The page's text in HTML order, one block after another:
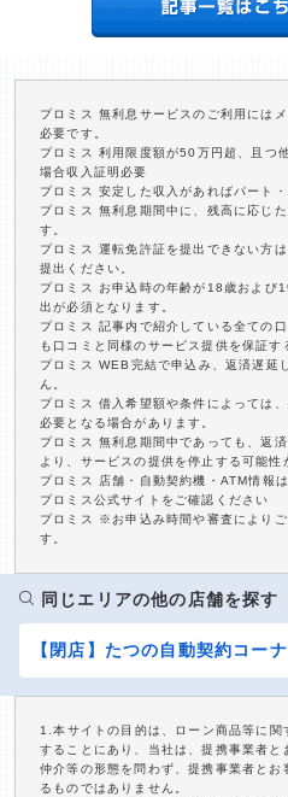
プロミス 無利息サービスのご利用には
必要です。
プロミス 利用限度額が50万円超、且つ
場合収入証明必要
プロミス 安定した収入があればパート
プロミス 無利息期間中に、残高に応じ
す。
プロミス 運転免許証を提出できない方
提出ください。
プロミス お申込時の年齢が18歳および
出が必須となります。
プロミス 記事内で紹介している全ての
も口コミと同様のサービス提供を保証す
プロミス WEB完結で申込み、返済遅延
ん。
プロミス 借入希望額や条件によっては
必要となる場合があります。
プロミス 無利息期間中であっても、返
より、サービスの提供を停止する可能性
プロミス 店舗・自動契約機・ATM情報
プロミス公式サイトをご確認ください
プロミス ※お申込み時間や審査により
す。
同じエリアの他の店舗を探す
【閉店】たつの自動契約コー
1.本サイトの目的は、ローン商品等に
することにあり、当社は、提携事業者と
仲介等の形態を問わず、提携事業者と
るものではありません。